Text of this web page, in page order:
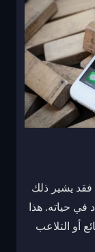
فقد يشير ذلك
حياته. هذا
أو التلاعب